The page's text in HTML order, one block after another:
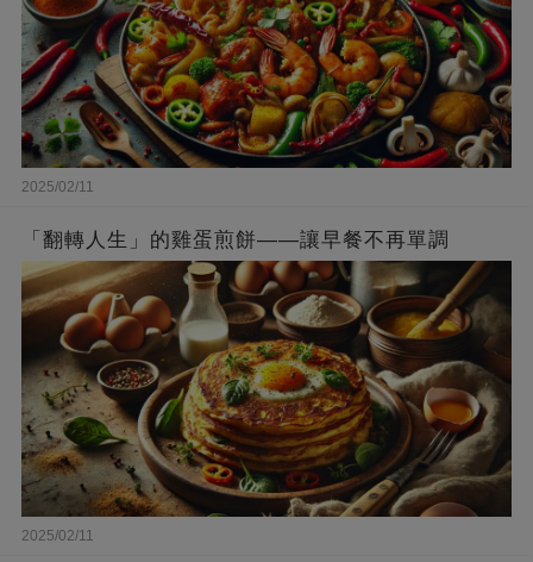
2025/02/11
「翻轉人生」的雞蛋煎餅——讓早餐不再單調
2025/02/11